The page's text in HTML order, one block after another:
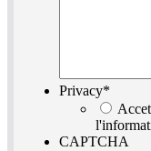
Privacy*
CAPTCHA